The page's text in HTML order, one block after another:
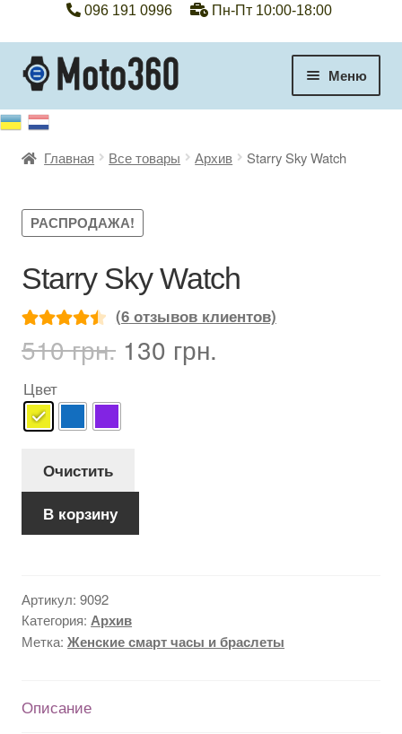
096 191 0996 Пн-Пт 10:00-18:00
Перейти
к
навигации
Перейти
к
содержимому
Меню
+38 096 191 0996
Категории
Гарантия
Оплата, доставка
Контакты
Отзывы
Главная Все товары Архив Starry Sky Watch
РАСПРОДАЖА!
Starry Sky Watch
Рейтинг
4.50 из 5
на основе
опроса
6
пользовате
(6отзывов клиентов)
510грн. Первоначальная
цена
130 грн.
Цвет
Очистить
товара
Starry
В корзину
Артикул:9092
Категория:Архив
Метка:Женские смарт часы и браслеты
Описание